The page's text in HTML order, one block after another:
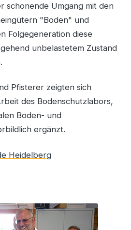
schonende Umgang mit den
"Boden" und
Folgegeneration diese
unbelastetem Zustand
Pfisterer zeigten sich
des Bodenschutzlabors,
Boden- und
ergänzt.
Heidelberg